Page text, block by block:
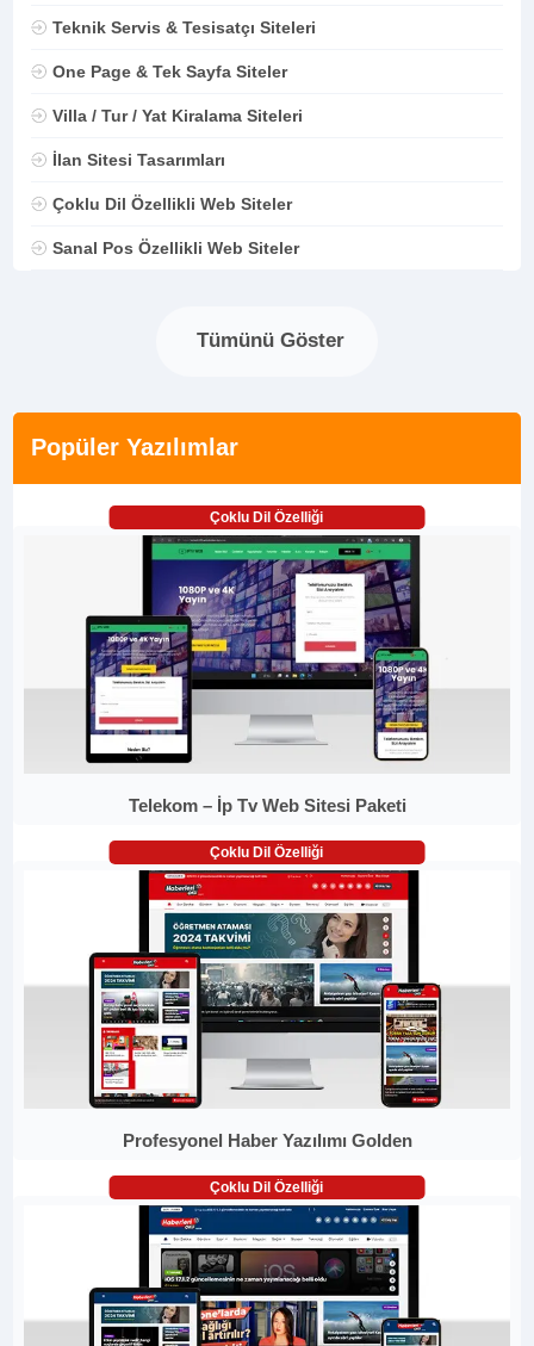
Teknik Servis & Tesisatçı Siteleri
One Page & Tek Sayfa Siteler
Villa / Tur / Yat Kiralama Siteleri
İlan Sitesi Tasarımları
Çoklu Dil Özellikli Web Siteler
Sanal Pos Özellikli Web Siteler
Tümünü Göster
Popüler Yazılımlar
Çoklu Dil Özelliği
Telekom – İp Tv Web Sitesi Paketi
Çoklu Dil Özelliği
Profesyonel Haber Yazılımı Golden
Çoklu Dil Özelliği